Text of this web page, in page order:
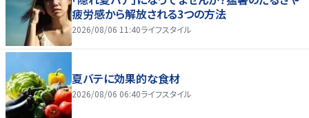
疲労感から解放される3つの方法
2026/08/06 11:40ライフスタイル
夏バテに効果的な食材
2026/08/06 06:40ライフスタイル